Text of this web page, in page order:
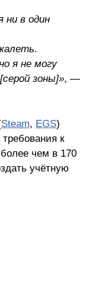
ни в один
я не могу
зоны]», —
Steam, EGS)
к
более чем в 170
учётную